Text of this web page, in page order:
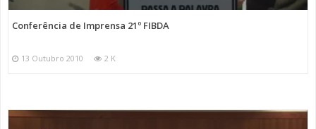
Conferência de Imprensa 21º FIBDA
13 Outubro 2010 2 K